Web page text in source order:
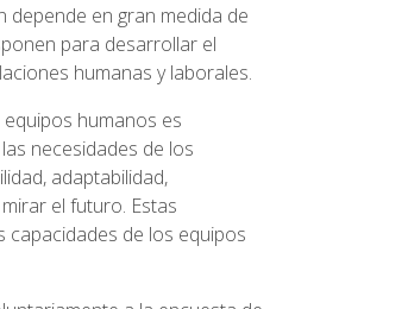
depende en gran medida de
para desarrollar el
humanas y laborales.
humanos es
necesidades de los
adaptabilidad,
el futuro. Estas
de los equipos